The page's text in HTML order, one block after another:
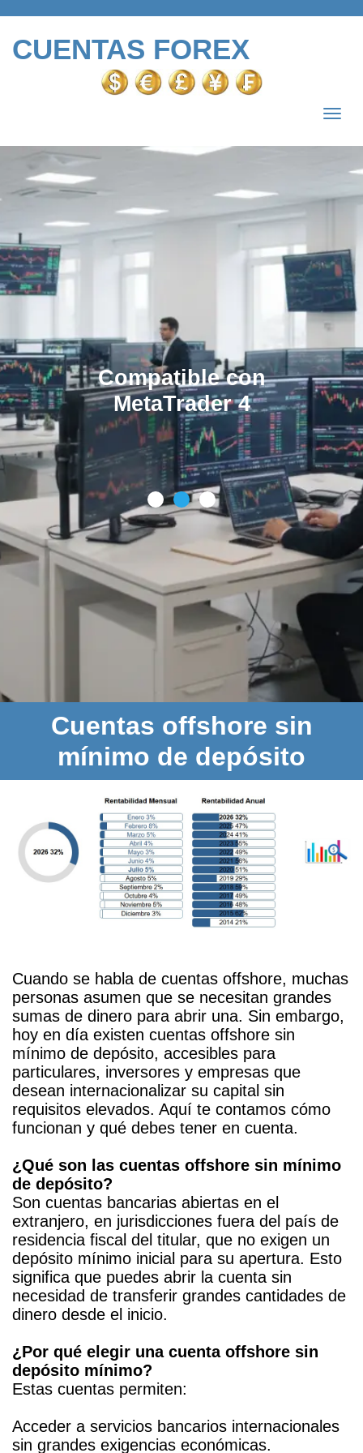
CUENTAS FOREX
Compatible con
MetaTrader 4
Cuentas offshore sin
mínimo de depósito
Cuando se habla de cuentas offshore, muchas
personas asumen que se necesitan grandes
sumas de dinero para abrir una. Sin embargo,
hoy en día existen cuentas offshore sin
mínimo de depósito, accesibles para
particulares, inversores y empresas que
desean internacionalizar su capital sin
requisitos elevados. Aquí te contamos cómo
funcionan y qué debes tener en cuenta.
¿Qué son las cuentas offshore sin mínimo
de depósito?
Son cuentas bancarias abiertas en el
extranjero, en jurisdicciones fuera del país de
residencia fiscal del titular, que no exigen un
depósito mínimo inicial para su apertura. Esto
significa que puedes abrir la cuenta sin
necesidad de transferir grandes cantidades de
dinero desde el inicio.
¿Por qué elegir una cuenta offshore sin
depósito mínimo?
Estas cuentas permiten:
Acceder a servicios bancarios internacionales
sin grandes exigencias económicas.